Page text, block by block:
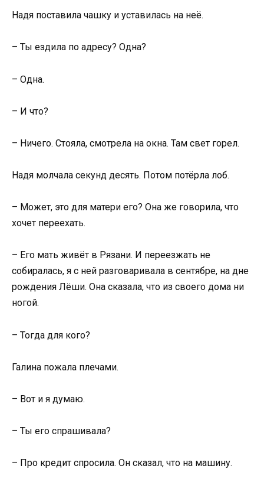
Надя поставила чашку и уставилась на неё.
– Ты ездила по адресу? Одна?
– Одна.
– И что?
– Ничего. Стояла, смотрела на окна. Там свет горел.
Надя молчала секунд десять. Потом потёрла лоб.
– Может, это для матери его? Она же говорила, что
хочет переехать.
– Его мать живёт в Рязани. И переезжать не
собиралась, я с ней разговаривала в сентябре, на дне
рождения Лёши. Она сказала, что из своего дома ни
ногой.
– Тогда для кого?
Галина пожала плечами.
– Вот и я думаю.
– Ты его спрашивала?
– Про кредит спросила. Он сказал, что на машину.